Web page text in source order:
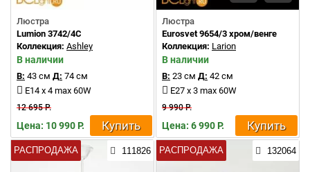
Люстра
Lumion 3742/4C
Коллекция: Ashley
В наличии
В: 43 см Д: 74 см
E14 x 4 max 60W
12 695 Р.
Цена: 10 990 Р. Купить
Люстра
Eurosvet 9654/3 хром/венге
Коллекция: Larion
В наличии
В: 23 см Д: 42 см
E27 x 3 max 60W
9 990 Р.
Цена: 6 990 Р. Купить
РАСПРОДАЖА 111826 РАСПРОДАЖА 132064